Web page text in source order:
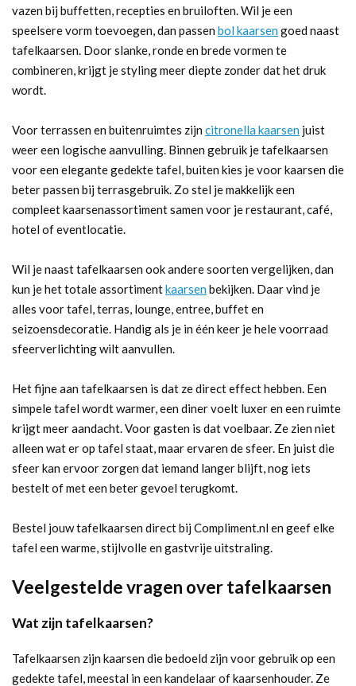
vazen bij buffetten, recepties en bruiloften. Wil je een
speelsere vorm toevoegen, dan passen bol kaarsen goed naast
tafelkaarsen. Door slanke, ronde en brede vormen te
combineren, krijgt je styling meer diepte zonder dat het druk
wordt.
Voor terrassen en buitenruimtes zijn citronella kaarsen juist
weer een logische aanvulling. Binnen gebruik je tafelkaarsen
voor een elegante gedekte tafel, buiten kies je voor kaarsen die
beter passen bij terrasgebruik. Zo stel je makkelijk een
compleet kaarsenassortiment samen voor je restaurant, café,
hotel of eventlocatie.
Wil je naast tafelkaarsen ook andere soorten vergelijken, dan
kun je het totale assortimentkaarsen bekijken. Daar vind je
alles voor tafel, terras, lounge, entree, buffet en
seizoensdecoratie. Handig als je in één keer je hele voorraad
sfeerverlichting wilt aanvullen.
Het fijne aan tafelkaarsen is dat ze direct effect hebben. Een
simpele tafel wordt warmer, een diner voelt luxer en een ruimte
krijgt meer aandacht. Voor gasten is dat voelbaar. Ze zien niet
alleen wat er op tafel staat, maar ervaren de sfeer. En juist die
sfeer kan ervoor zorgen dat iemand langer blijft, nog iets
bestelt of met een beter gevoel terugkomt.
Bestel jouw tafelkaarsen direct bij Compliment.nl en geef elke
tafel een warme, stijlvolle en gastvrije uitstraling.
Veelgestelde vragen over tafelkaarsen
Wat zijn tafelkaarsen?
Tafelkaarsen zijn kaarsen die bedoeld zijn voor gebruik op een
gedekte tafel, meestal in een kandelaar of kaarsenhouder. Ze